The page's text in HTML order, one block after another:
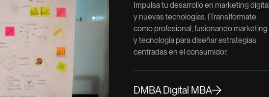
Impulsa tu desarrollo en marketing digital
y nuevas tecnologías. (Trans)formate
como profesional, fusionando marketing
y tecnología para diseñar estrategias
centradas en el consumidor.
DMBA Digital MBA